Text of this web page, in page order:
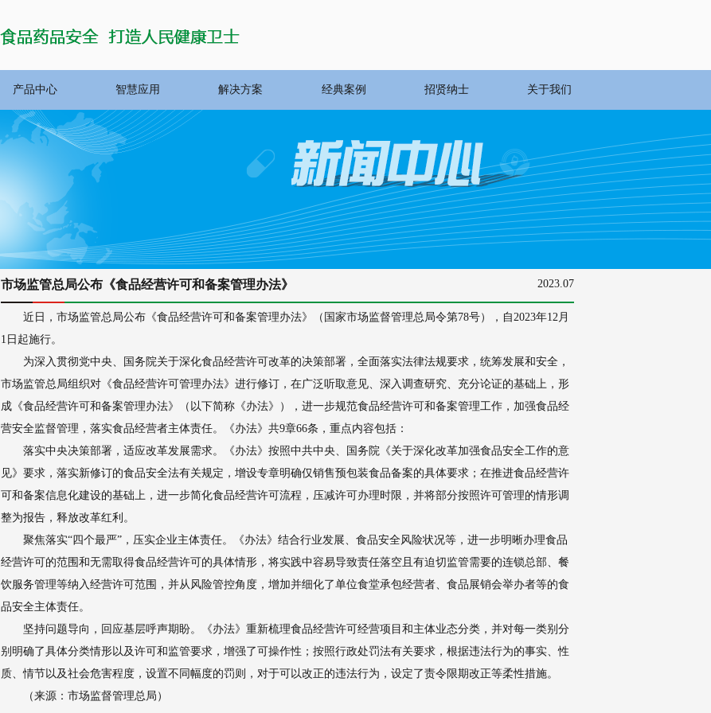
产品中心 智慧应用 解决方案 经典案例 招贤纳士 关于我们
市场监管总局公布《食品经营许可和备案管理办法》 2023.07
近日，市场监管总局公布《食品经营许可和备案管理办法》（国家市场监督管理总局令第78号），自2023年12月
1日起施行。
为深入贯彻党中央、国务院关于深化食品经营许可改革的决策部署，全面落实法律法规要求，统筹发展和安全，
市场监管总局组织对《食品经营许可管理办法》进行修订，在广泛听取意见、深入调查研究、充分论证的基础上，形
成《食品经营许可和备案管理办法》（以下简称《办法》），进一步规范食品经营许可和备案管理工作，加强食品经
营安全监督管理，落实食品经营者主体责任。《办法》共9章66条，重点内容包括：
落实中央决策部署，适应改革发展需求。《办法》按照中共中央、国务院《关于深化改革加强食品安全工作的意
见》要求，落实新修订的食品安全法有关规定，增设专章明确仅销售预包装食品备案的具体要求；在推进食品经营许
可和备案信息化建设的基础上，进一步简化食品经营许可流程，压减许可办理时限，并将部分按照许可管理的情形调
整为报告，释放改革红利。
聚焦落实“四个最严”，压实企业主体责任。《办法》结合行业发展、食品安全风险状况等，进一步明晰办理食品
经营许可的范围和无需取得食品经营许可的具体情形，将实践中容易导致责任落空且有迫切监管需要的连锁总部、餐
饮服务管理等纳入经营许可范围，并从风险管控角度，增加并细化了单位食堂承包经营者、食品展销会举办者等的食
品安全主体责任。
坚持问题导向，回应基层呼声期盼。《办法》重新梳理食品经营许可经营项目和主体业态分类，并对每一类别分
别明确了具体分类情形以及许可和监管要求，增强了可操作性；按照行政处罚法有关要求，根据违法行为的事实、性
质、情节以及社会危害程度，设置不同幅度的罚则，对于可以改正的违法行为，设定了责令限期改正等柔性措施。
（来源：市场监督管理总局）